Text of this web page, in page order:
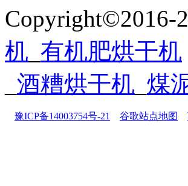
Copyright©2016-
机 有机肥烘干机
酒糟烘干机 煤
豫ICP备14003754号-21 谷歌站点地图